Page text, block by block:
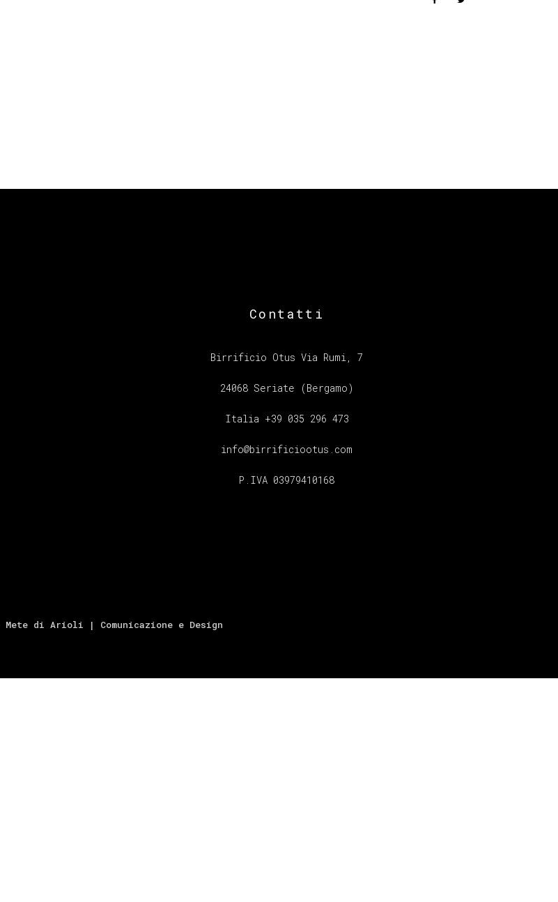
Contatti
Birrificio Otus Via Rumi, 7
24068 Seriate (Bergamo)
Italia +39 035 296 473
info@birrificiootus.com
P.IVA 03979410168
Mete di Arioli | Comunicazione e Design